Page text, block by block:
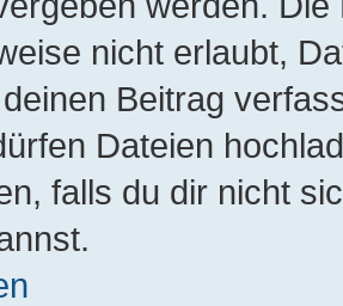
nicht erlaubt,
Beitrag
Dateien
falls du dir nicht